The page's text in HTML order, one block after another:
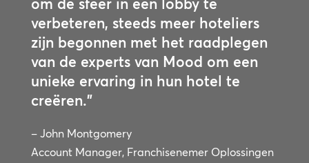
verbeteren, steeds meer hoteliers
zijn begonnen met het raadplegen
van de experts van Mood om een
unieke ervaring in hun hotel te
creëren.”
– John Montgomery
Account Manager, Franchisenemer Oplossingen